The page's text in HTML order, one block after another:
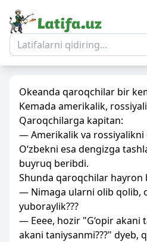
Okeanda qaroqchilar bir
Kemada amerikalik,
Qaroqchilarga kapitan:
— Amerikalik va
O‘zbekni esa dengizga
buyruq beribdi.
Shunda qaroqchilar hayron
— Nimaga ularni olib qolib,
yuboraylik???
— Eeee, hozir "G‘opir akani
akani taniysanmi???" dyeb,